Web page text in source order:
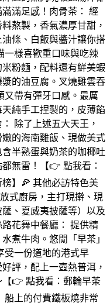
滿足感！肉骨茶： 經
熬製，香氣濃厚甘甜，
條、白飯與醬汁讓你搭
一樣喜歡重口味與吃辣
粉麵，配料還有鮮美蝦
的油豆腐。叉燒雞雲吞
又帶有彈牙口感。最厲
純手工捏製的，皮薄餡
除了上述五大天王，
的海南雞飯、現做美式
半熟蛋與奶茶的咖椰吐
無雷！【👉 點我看：
】🍕 其他必訪特色美
式廚房，主打現擀、現
、夏威夷披薩等）以及
花舞中餐廳： 提供精
煮牛肉。悠閒「早茶」
受一份道地的港式早
評，配上一壺熱普洱，
👉 點我看：郵輪早茶
船上的付費鐵板燒非常